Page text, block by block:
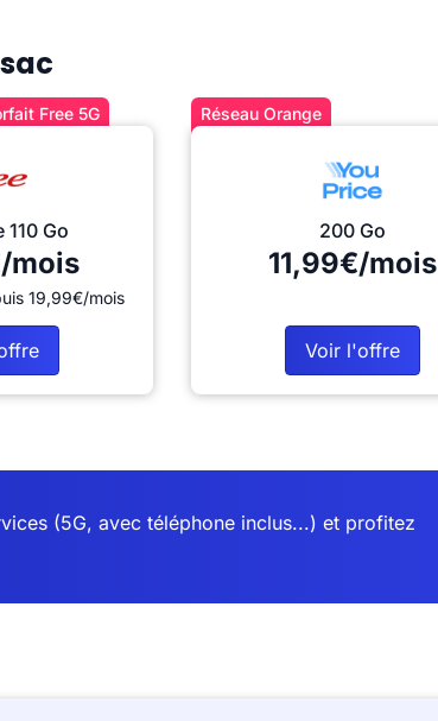
Free 5G
110 Go
mois
19,99€/mois
Réseau Orange
200 Go
11,99€/mois
Voir l'offre
(5G, avec téléphone inclus...) et profitez